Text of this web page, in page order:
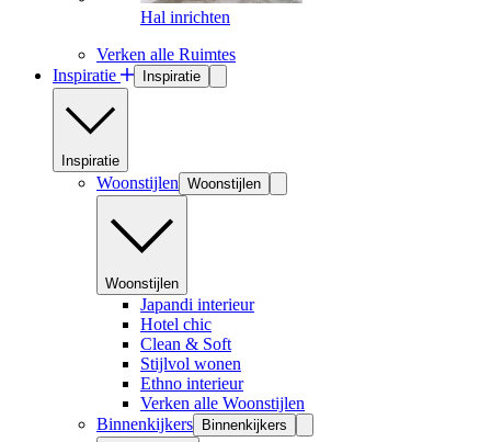
Hal inrichten
Verken alle Ruimtes
Inspiratie
Inspiratie
Inspiratie
Woonstijlen Woonstijlen
Woonstijlen
Japandi interieur
Hotel chic
Clean & Soft
Stijlvol wonen
Ethno interieur
Verken alle Woonstijlen
Binnenkijkers
Binnenkijkers